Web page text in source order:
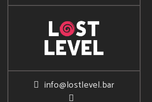
info@lostlevel.bar